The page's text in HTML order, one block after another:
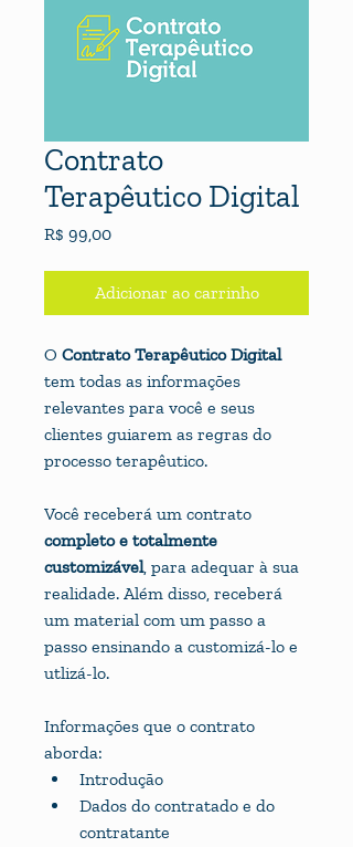
Contrato
Terapêutico Digital
R$ 99,00Preço
Adicionar ao carrinho
O Contrato Terapêutico Digital
tem todas as informações
relevantes para você e seus
clientes guiarem as regras do
processo terapêutico.
Você receberá um contrato
completo e totalmente
customizável, para adequar à sua
realidade. Além disso, receberá
um material com um passo a
passo ensinando a customizá-lo e
utlizá-lo.
Informações que o contrato
aborda:
Introdução
Dados do contratado e do
contratante